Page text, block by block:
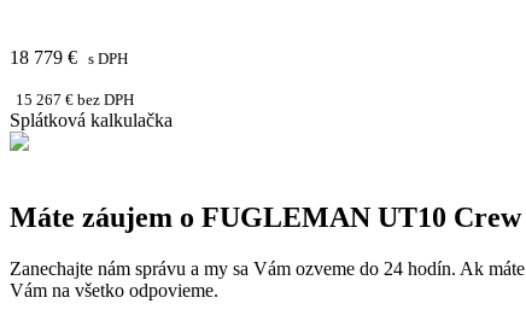
18 779 € s DPH
15 267 € bez DPH
Splátková kalkulačka
Máte záujem o FUGLEMAN UT10
Zanechajte nám správu a my sa Vám ozveme do 24 hodín. Ak
Vám na všetko odpovieme.